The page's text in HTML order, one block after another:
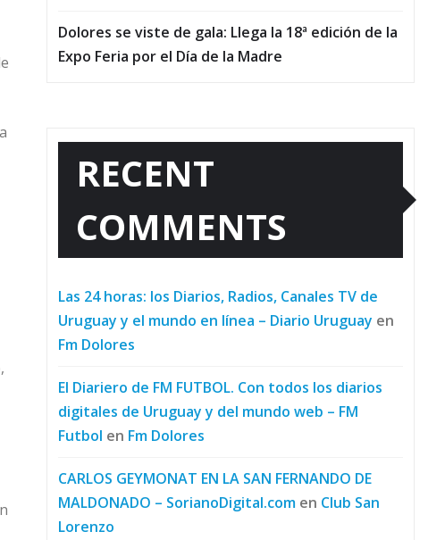
Dolores se viste de gala: Llega la 18ª edición de la
Expo Feria por el Día de la Madre
RECENT
COMMENTS
Las 24 horas: los Diarios, Radios, Canales TV de
Uruguay y el mundo en línea – Diario Uruguay en
Fm Dolores
El Diariero de FM FUTBOL. Con todos los diarios
digitales de Uruguay y del mundo web – FM
Futbol en Fm Dolores
CARLOS GEYMONAT EN LA SAN FERNANDO DE
MALDONADO – SorianoDigital.com en Club San
Lorenzo